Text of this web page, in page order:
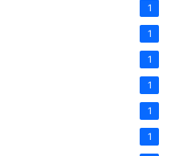
1
1
1
1
1
1